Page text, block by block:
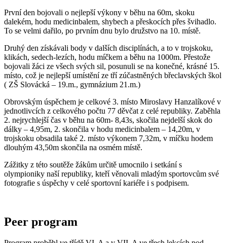
První den bojovali o nejlepší výkony v běhu na 60m, skoku
dalekém, hodu medicinbalem, shybech a přeskocích přes švihadlo.
To se velmi dařilo, po prvním dnu bylo družstvo na 10. místě.
Druhý den získávali body v dalších disciplínách, a to v trojskoku,
klikách, sedech-lezích, hodu míčkem a běhu na 1000m. Přestože
bojovali žáci ze všech svých sil, posunuli se na konečné, krásné 15.
místo, což je nejlepší umístění ze tří zúčastněných břeclavských škol
( ZŠ Slovácká – 19.m., gymnázium 21.m.)
Obrovským úspěchem je celkové 3. místo Miroslavy Hanzalíkové v
jednotlivcích z celkového počtu 77 děvčat z celé republiky. Zaběhla
2. nejrychlejší čas v běhu na 60m- 8,43s, skočila nejdelší skok do
dálky – 4,95m, 2. skončila v hodu medicinbalem – 14,20m, v
trojskoku obsadila také 2. místo výkonem 7,32m, v míčku hodem
dlouhým 43,50m skončila na osmém místě.
Zážitky z této soutěže žákům určitě umocnilo i setkání s
olympioniky naší republiky, kteří věnovali mladým sportovcům své
fotografie s úspěchy v celé sportovní kariéře i s podpisem.
Peer program